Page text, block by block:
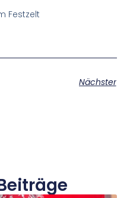
Festzelt
Nächster